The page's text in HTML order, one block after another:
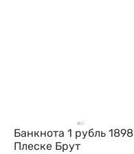
Банкнота 1 рубль 1898
Плеске Брут